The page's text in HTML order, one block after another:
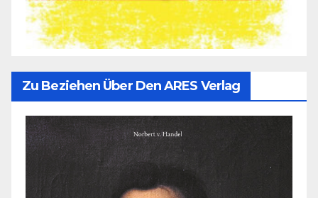
Zu Beziehen Über Den ARES Verlag